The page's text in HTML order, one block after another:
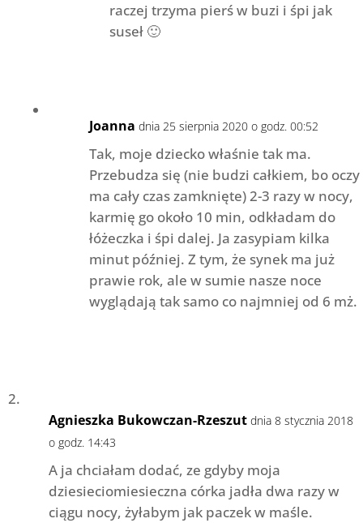
raczej trzyma pierś w buzi i śpi jak
suseł 🙂
Joanna dnia 25 sierpnia 2020 o godz. 00:52
Tak, moje dziecko właśnie tak ma.
Przebudza się (nie budzi całkiem, bo oczy
ma cały czas zamknięte) 2-3 razy w nocy,
karmię go około 10 min, odkładam do
łóżeczka i śpi dalej. Ja zasypiam kilka
minut później. Z tym, że synek ma już
prawie rok, ale w sumie nasze noce
wyglądają tak samo co najmniej od 6 mż.
Agnieszka Bukowczan-Rzeszut dnia 8 stycznia 2018
o godz. 14:43
A ja chciałam dodać, ze gdyby moja
dziesieciomiesieczna córka jadła dwa razy w
ciągu nocy, żyłabym jak paczek w maśle.